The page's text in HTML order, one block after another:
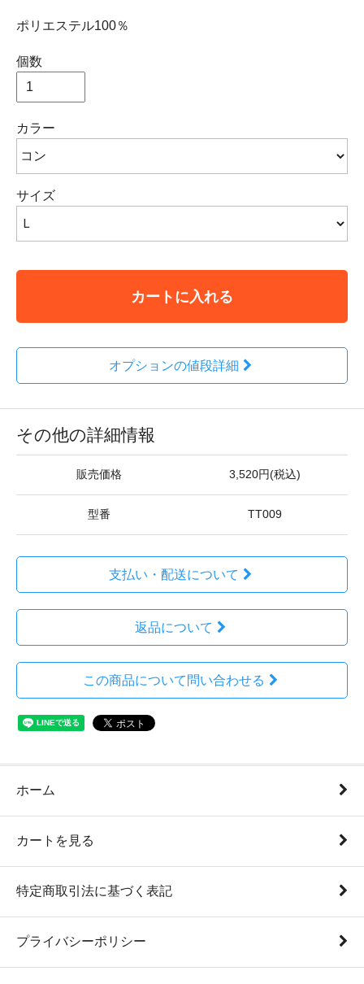
ポリエステル100％
個数
カラー
サイズ
カートに入れる
オプションの値段詳細
その他の詳細情報
販売価格 3,520円(税込)
型番 TT009
支払い・配送について
返品について
この商品について問い合わせる
ホーム
カートを見る
特定商取引法に基づく表記
プライバシーポリシー